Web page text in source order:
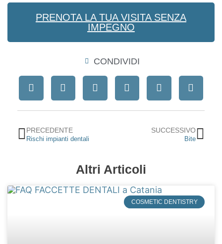
PRENOTA LA TUA VISITA SENZA
IMPEGNO
CONDIVIDI
Precedente
PRECEDENTE
Rischi impianti dentali
SUCCESSIVO
Bite
Altri Articoli
COSMETIC DENTISTRY